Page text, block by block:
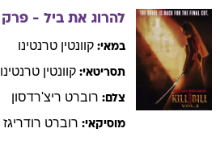
להרוג את ביל - פרק 2
במאי: קוונטין טרנטינו
תסריטאי: קוונטין טרנטינו
צלם: רוברט ריצ'רדסון
מוסיקאי: רוברט רודריגז